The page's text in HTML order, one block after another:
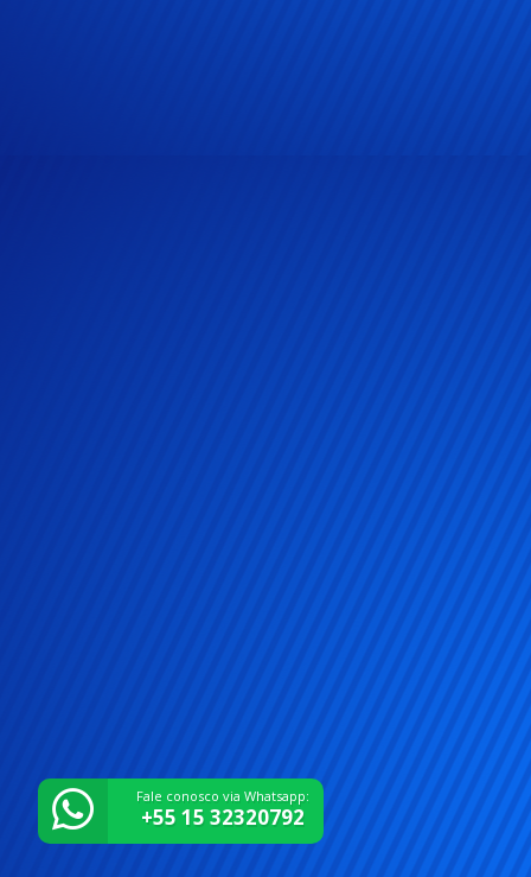
Fale conosco via Whatsapp:
+55 15 32320792